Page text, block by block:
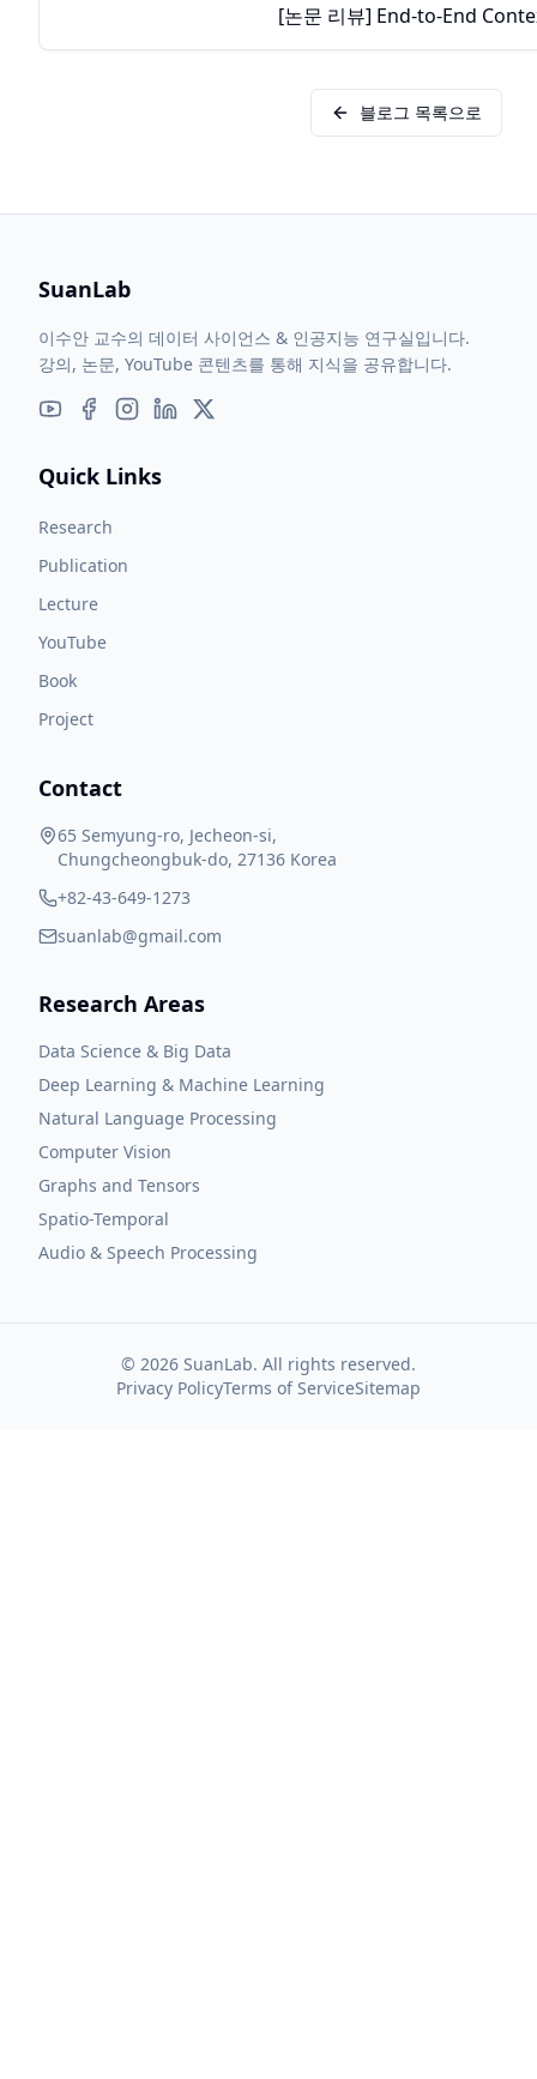
[논문 리뷰] End-to-End
블로그 목록으로
SuanLab
이수안 교수의 데이터 사이언스 & 인공지능 연구실입니다.
강의, 논문, YouTube 콘텐츠를 통해 지식을 공유합니다.
Quick Links
Research
Publication
Lecture
YouTube
Book
Project
Contact
65 Semyung-ro, Jecheon-si,
Chungcheongbuk-do, 27136 Korea
+82-43-649-1273
suanlab@gmail.com
Research Areas
Data Science & Big Data
Deep Learning & Machine Learning
Natural Language Processing
Computer Vision
Graphs and Tensors
Spatio-Temporal
Audio & Speech Processing
© 2026 SuanLab. All rights reserved.
Privacy PolicyTerms of ServiceSitemap